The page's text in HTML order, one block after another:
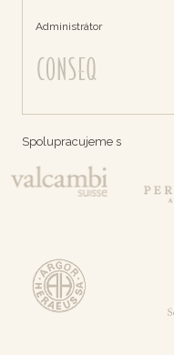
Administrátor
Spolupracujeme s